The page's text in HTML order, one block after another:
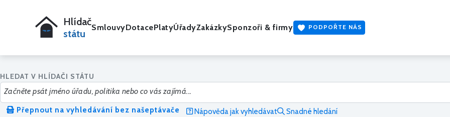
Hlídač
státu
SmlouvyDotacePlatyÚřadyZakázkySponzoři & firmy PODPOŘTE NÁS
HLEDAT V HLÍDAČI STÁTU
Přepnout na vyhledávání bez našeptávače Nápověda jak vyhledávat Snadné hledání